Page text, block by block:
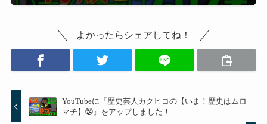
よかったらシェアしてね！
YouTubeに『歴史芸人カクヒコの【いま！歴史はムロ
マチ】㉔』をアップしました！